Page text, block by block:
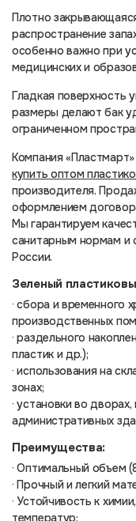
Плотно
распространение
особенно важно при
медицинских и
Гладкая поверхность
размеры делают бак
ограниченном
Компания
купить оптом
производителя.
оформлением
Мы гарантируем
санитарным нормам и
России.
Зеленый
· сбора и временного
производственных
· раздельного
пластик и др.);
· использования на
зонах;
· установки во
административных
Преимущества:
· Оптимальный объем
· Прочный и легкий
· Устойчивость к
температур;